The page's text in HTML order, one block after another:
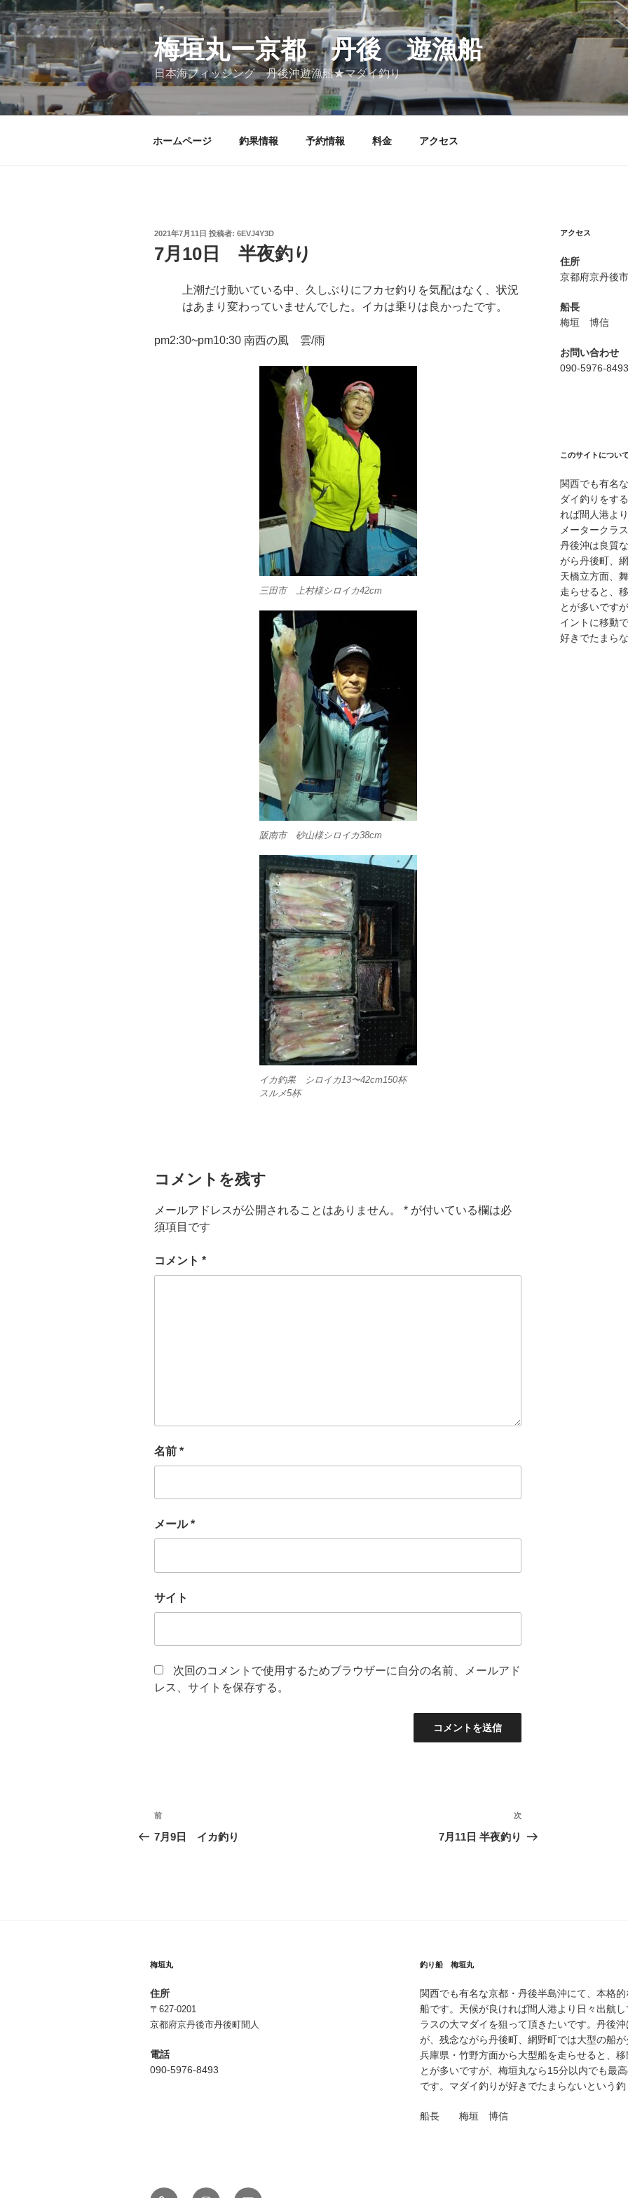
コ
ン
テ
ン
ツ
ス
梅垣丸ー京都 丹後 遊漁船
日本海フィッシング 丹後沖遊漁船★マダイ釣り
ホームページ 釣果情報 予約情報 料金 アクセス
投
日:
2021年7月11日 投稿者: 6EVJ4Y3D
7月10日 半夜釣り
上潮だけ動いている中、久しぶりにフカセ釣りを気配はなく、状況
はあまり変わっていませんでした。イカは乗りは良かったです。
pm2:30~pm10:30 南西の風 雲/雨
三田市 上村様シロイカ42cm
阪南市 砂山様シロイカ38cm
イカ釣果 シロイカ13〜42cm150杯
スルメ5杯
コメントを残す
メールアドレスが公開されることはありません。 * が付いている欄は必
須項目です
コメント *
名前 *
メール*
サイト
次回のコメントで使用するためブラウザーに自分の名前、メールアド
レス、サイトを保存する。
投
稿
シ
ョ
ン
前
の
前
7月9日 イカ釣り
次
の
次
7月11日 半夜釣り
アクセス
住所
京都府京丹後
船長
梅垣 博信
お問い合わせ
090-5976-8493
このサイトについて
関西でも有名
ダイ釣りをす
れば間人港よ
メータークラ
丹後沖は良質
がら丹後町、
天橋立方面、
走らせると、
とが多いです
イントに移動
好きでたまら
梅垣丸
住所
〒627-0201
京都府京丹後市丹後町間人
電話
090-5976-8493
釣り船 梅垣丸
関西でも有名な京都・丹後半島沖にて、本格
船です。天候が良ければ間人港より日々出航
ラスの大マダイを狙って頂きたいです。丹後
が、残念ながら丹後町、網野町では大型の船
兵庫県・竹野方面から大型船を走らせると、
とが多いですが、梅垣丸なら15分以内でも最
です。マダイ釣りが好きでたまらないという釣
船長 梅垣 博信